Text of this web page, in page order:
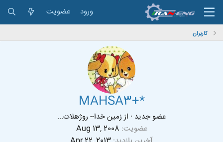
ورود عضویت
کاربران
MAHSA3+*
عضو جدید · از زمین خدا-- روژهلات...
عضویت Aug 13, 2008